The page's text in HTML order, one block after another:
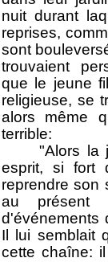
nuit durant
reprises,
sont
trouvaient
que le jeune
religieuse, se
alors même
terrible:
"Alors la
esprit, si fort
reprendre son
au présent
d'événements
Il lui semblait
cette chaîne: